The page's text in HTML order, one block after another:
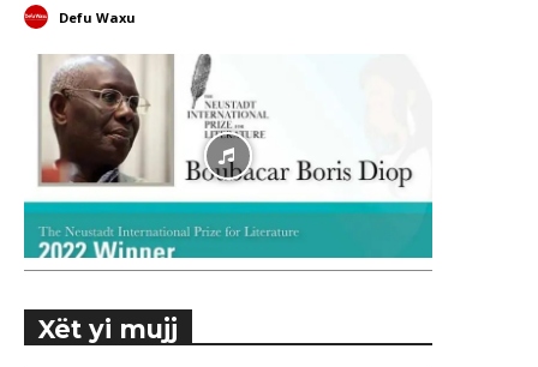
Defu Waxu
Xët yi mujj